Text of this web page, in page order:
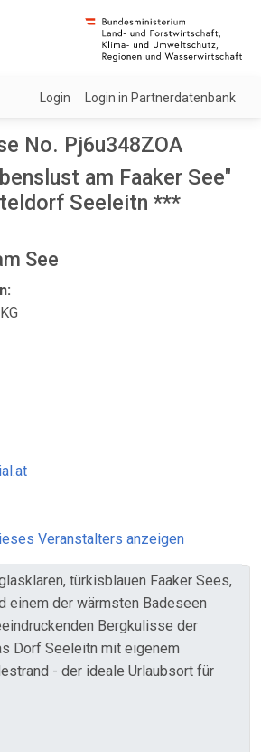
Login Login in Partnerdatenbank
No. Pj6u348ZOA
am Faaker See"
Seeleitn ***
See
Veranstalters anzeigen
türkisblauen Faaker Sees,
einem der wärmsten Badeseen
Bergkulisse der
Dorf Seeleitn mit eigenem
- der ideale Urlaubsort für